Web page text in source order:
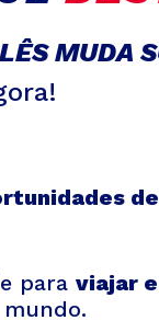
MUDA
para viajar